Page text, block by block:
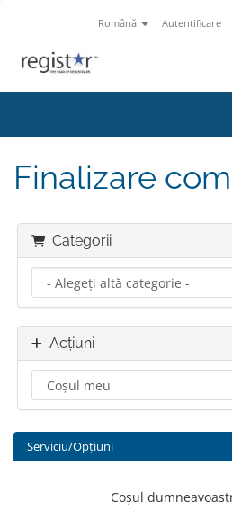
Română Autentificare
Finalizare
Categorii
Acțiuni
Serviciu/Opțiuni
Coșul